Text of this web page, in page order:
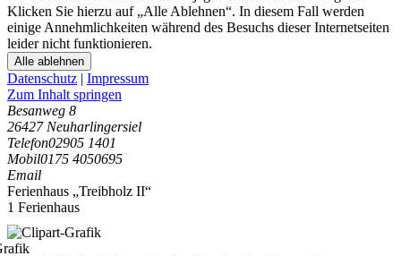
Klicken Sie hierzu auf „Alle Ablehnen“. In diesem Fall werden
einige Annehmlichkeiten während des Besuchs dieser Internetseiten
leider nicht funktionieren.
Alle ablehnen
Datenschutz | Impressum
Zum Inhalt springen
Besanweg 8
26427 Neuharlingersiel
Telefon02905 1401
Mobil0175 4050695
Email
Ferienhaus „Treibholz II“
1 Ferienhaus